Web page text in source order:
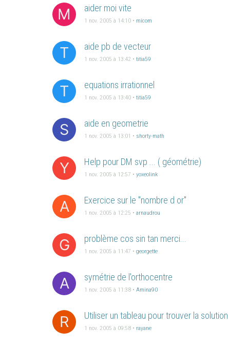
M aider moi vite
1 nov. 2005 à 14:10 • micom
T aide pb de vecteur
1 nov. 2005 à 13:42 • titia59
T equations irrationnel
1 nov. 2005 à 13:40 • titia59
S aide en geometrie
1 nov. 2005 à 13:01 • shorty-math
Y Help pour DM svp ... ( géométrie)
1 nov. 2005 à 12:57 • yoxeolink
A Exercice sur le "nombre d or"
1 nov. 2005 à 12:25 • arnaudrou
G problème cos sin tan merci...
1 nov. 2005 à 11:47 • georgette
A symétrie de l'orthocentre
1 nov. 2005 à 11:38 • Amina90
R Utiliser un tableau pour trouver la solution
1 nov. 2005 à 09:58 • rayane